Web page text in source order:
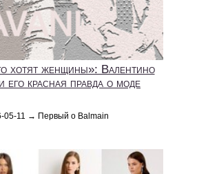
хотят женщины»: Валентино
его красная правда о моде
05-11 → Первый о Balmain